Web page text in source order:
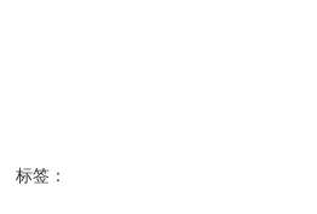
标签：